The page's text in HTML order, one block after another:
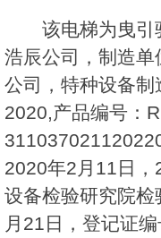
该电梯为曳引
浩辰公司，制造
公司，特种设备
2020,产品编号：
2020年2月11日
设备检验研究院
月21日，登记证